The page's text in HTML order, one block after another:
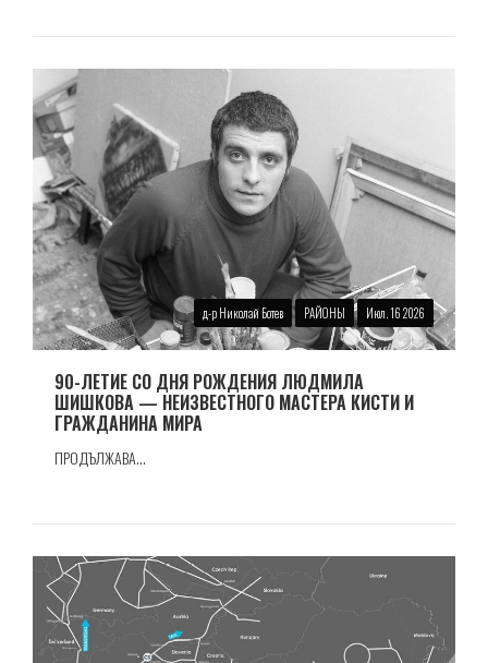
д-р Николай Ботев РАЙОНЫ Июл. 16 2026
90-ЛЕТИЕ СО ДНЯ РОЖДЕНИЯ ЛЮДМИЛА
ШИШКОВА — НЕИЗВЕСТНОГО МАСТЕРА КИСТИ И
ГРАЖДАНИНА МИРА
ПРОДЪЛЖАВА...